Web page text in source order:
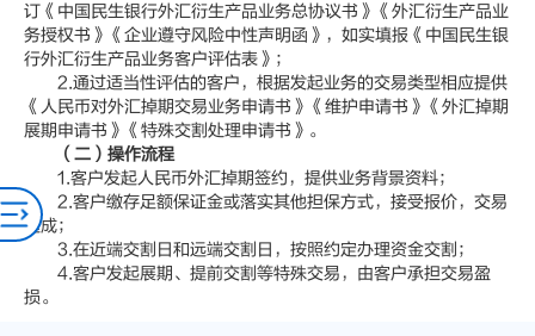
订《中国民生银行外汇衍生产品业务总协议书》《外汇衍生产品业
务授权书》《企业遵守风险中性声明函》，如实填报《中国民生银
行外汇衍生产品业务客户评估表》；
2.通过适当性评估的客户，根据发起业务的交易类型相应提供
《人民币对外汇掉期交易业务申请书》《维护申请书》《外汇掉期
展期申请书》《特殊交割处理申请书》。
（二）操作流程
1.客户发起人民币外汇掉期签约，提供业务背景资料；
2.客户缴存足额保证金或落实其他担保方式，接受报价，交易
达成；
3.在近端交割日和远端交割日，按照约定办理资金交割；
4.客户发起展期、提前交割等特殊交易，由客户承担交易盈
损。